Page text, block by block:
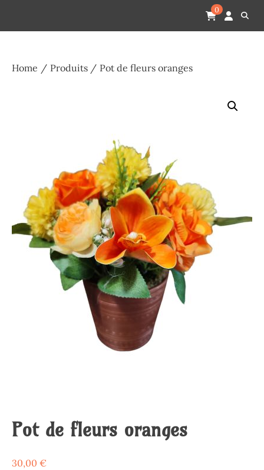
content
Espace Funéraire Michel Gardechaux
0
Home Produits Pot de fleurs oranges
Pot de fleurs oranges
30,00 €